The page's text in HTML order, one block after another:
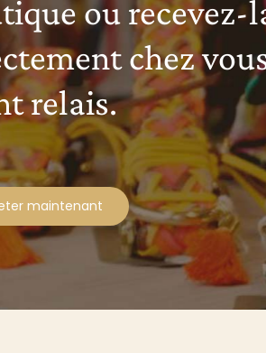
ou recevez-
chez
relais.
maintenant